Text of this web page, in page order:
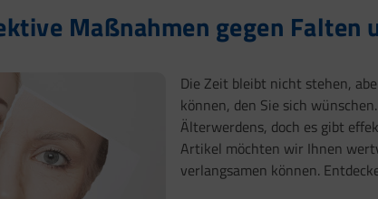
Maßnahmen gegen
Die Zeit bleibt nicht stehen,
können, den Sie sich
Älterwerdens, doch es gibt
Artikel möchten wir Ihnen
verlangsamen können.